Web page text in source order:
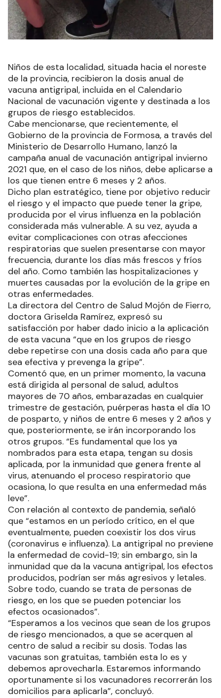
Niños de esta localidad, situada hacia el noreste
de la provincia, recibieron la dosis anual de
vacuna antigripal, incluida en el Calendario
Nacional de vacunación vigente y destinada a los
grupos de riesgo establecidos.
Cabe mencionarse, que recientemente, el
Gobierno de la provincia de Formosa, a través del
Ministerio de Desarrollo Humano, lanzó la
campaña anual de vacunación antigripal invierno
2021 que, en el caso de los niños, debe aplicarse a
los que tienen entre 6 meses y 2 años.
Dicho plan estratégico, tiene por objetivo reducir
el riesgo y el impacto que puede tener la gripe,
producida por el virus influenza en la población
considerada más vulnerable. A su vez, ayuda a
evitar complicaciones con otras afecciones
respiratorias que suelen presentarse con mayor
frecuencia, durante los días más frescos y fríos
del año. Como también las hospitalizaciones y
muertes causadas por la evolución de la gripe en
otras enfermedades.
La directora del Centro de Salud Mojón de Fierro,
doctora Griselda Ramírez, expresó su
satisfacción por haber dado inicio a la aplicación
de esta vacuna “que en los grupos de riesgo
debe repetirse con una dosis cada año para que
sea efectiva y prevenga la gripe”.
Comentó que, en un primer momento, la vacuna
está dirigida al personal de salud, adultos
mayores de 70 años, embarazadas en cualquier
trimestre de gestación, puérperas hasta el día 10
de posparto, y niños de entre 6 meses y 2 años y
que, posteriormente, se irán incorporando los
otros grupos. “Es fundamental que los ya
nombrados para esta etapa, tengan su dosis
aplicada, por la inmunidad que genera frente al
virus, atenuando el proceso respiratorio que
ocasiona, lo que resulta en una enfermedad más
leve”.
Con relación al contexto de pandemia, señaló
que “estamos en un período crítico, en el que
eventualmente, pueden coexistir los dos virus
(coronavirus e influenza). La antigripal no previene
la enfermedad de covid-19; sin embargo, sin la
inmunidad que da la vacuna antigripal, los efectos
producidos, podrían ser más agresivos y letales.
Sobre todo, cuando se trata de personas de
riesgo, en los que se pueden potenciar los
efectos ocasionados”.
“Esperamos a los vecinos que sean de los grupos
de riesgo mencionados, a que se acerquen al
centro de salud a recibir su dosis. Todas las
vacunas son gratuitas, también esta lo es y
debemos aprovecharla. Estaremos informando
oportunamente si los vacunadores recorrerán los
domicilios para aplicarla”, concluyó.